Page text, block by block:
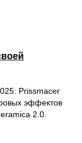
Prissmacer
эффектов
2.0.